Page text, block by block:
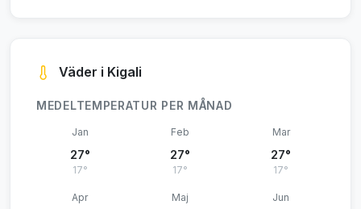
Väder i Kigali
MEDELTEMPERATUR PER MÅNAD
Jan
27°
17°
Feb
27°
17°
Mar
27°
17°
Apr Maj Jun